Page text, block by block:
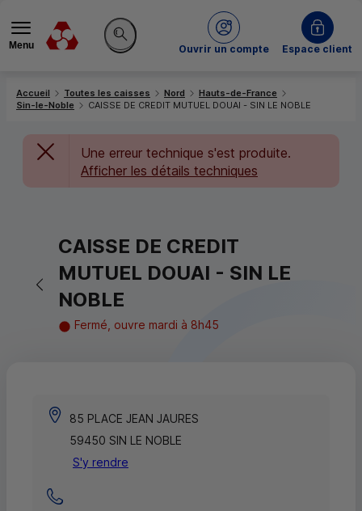
Menu
Rechercher sur le site
Ouvrir un compte
du Crédit MutuelEspace client
Accueil Toutes les caisses Nord
Hauts-de-France
Sin-le-Noble
CAISSE DE CREDIT MUTUEL DOUAI - SIN LE NOBLE
Une erreur technique s'est produite.
Afficher les détails techniques
Retour vers la page précédente
CAISSE DE CREDIT
MUTUEL DOUAI - SIN LE
NOBLE
Fermé, ouvre mardi à 8h45
85 PLACE JEAN JAURES
59450 SIN LE NOBLE
S'y rendre